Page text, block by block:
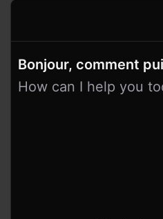
Bonjour, comment
How can I help you